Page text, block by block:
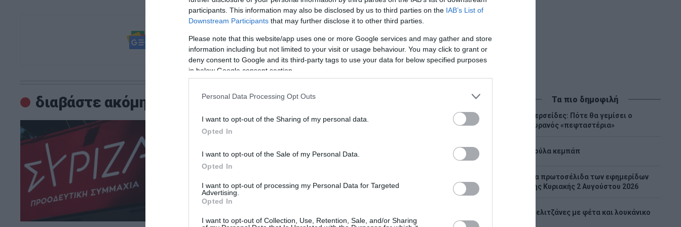
participants. This information may also be disclosed by us to third parties on the IAB’s List of
Downstream Participants that may further disclose it to other third parties.
Please note that this website/app uses one or more Google services and may gather and store
information including but not limited to your visit or usage behaviour. You may click to grant or
deny consent to Google and its third-party tags to use your data for below specified purposes
in below Google consent section.
Personal Data Processing Opt Outs
I want to opt-out of the Sharing of my personal data.
Opted In
I want to opt-out of the Sale of my Personal Data.
Opted In
I want to opt-out of processing my Personal Data for Targeted
Advertising.
Opted In
I want to opt-out of Collection, Use, Retention, Sale, and/or Sharing
Ακολουθήστε το Lykavitos.gr στο Google News
και μάθετε πρώτοι όλες τις ειδήσεις
διαβάστε ακόμη Τα πιο δημοφιλή
Περσείδες: Πότε θα γεμίσει ο
ουρανός «πεφταστέρια»
Λούλα κεμπάπ
Tα πρωτοσέλιδα των εφημερίδων
της Κυριακής 2 Αυγούστου 2026
Μελιτζάνες με φέτα και λουκάνικο